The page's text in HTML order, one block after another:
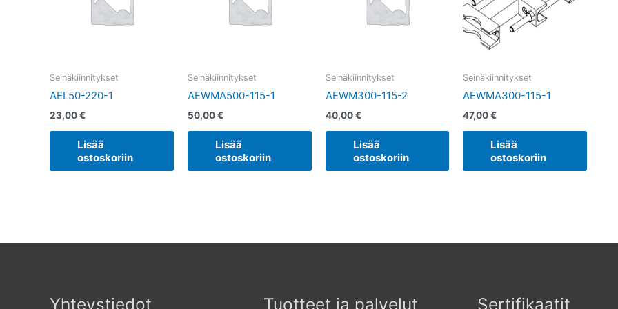
Seinäkiinnitykset
AEL50-220-1
23,00€
Lisää
ostoskoriin
Seinäkiinnitykset
AEWMA500-115-1
50,00€
Lisää
ostoskoriin
Seinäkiinnitykset
AEWM300-115-2
40,00€
Lisää
ostoskoriin
Seinäkiinnitykset
AEWMA300-115-1
47,00€
Lisää
ostoskoriin
Yhteystiedot Tuotteet ja palvelut Sertifikaatit